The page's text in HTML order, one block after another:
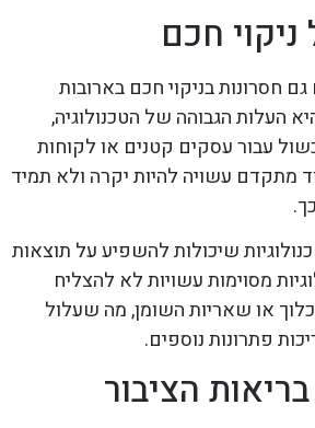
חכם
חסרונות בניקוי חכם בארובות
העלות הגבוהה של הטכנולוגיה,
עבור עסקים קטנים או לקוחות
מתקדם עשויה להיות יקרה ולא תמיד
שיכולות להשפיע על תוצאות
מסוימות עשויות לא להצליח
או שאריות השומן, מה שעלול
פתרונות נוספים.
הציבור